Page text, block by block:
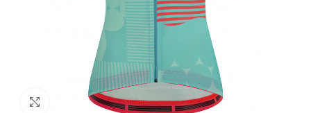
Clic para ampliar